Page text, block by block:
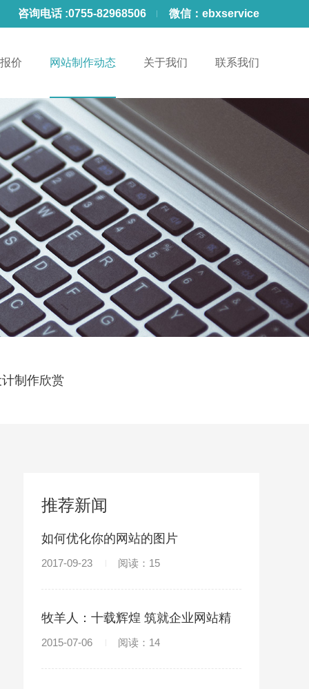
咨询电话 :0755-82968506 微信： ebxservice
价 网站制作动态 关于我们 联系我们
制作欣赏
推荐新闻
如何优化你的网站的图片
2017-09-23 阅读：15
牧羊人：十载辉煌 筑就企业网站精
品
2015-07-06 阅读：14